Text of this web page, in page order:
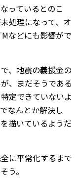
っているとのこ
処理になって、オ
などにも影響がで
、地震の義援金の
、まだそうである
定できていないよ
なんとか解決し
描いているようだ
に平常化するまで
う。